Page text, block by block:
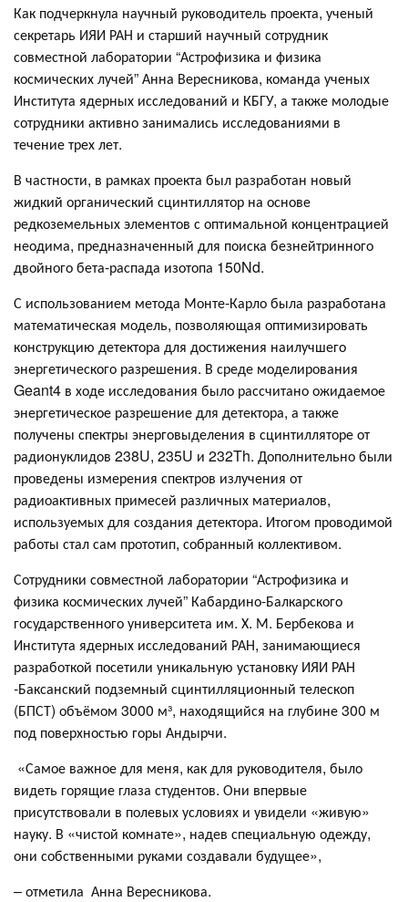
Как подчеркнула научный руководитель проекта, ученый
секретарь ИЯИ РАН и старший научный сотрудник
совместной лаборатории “Астрофизика и физика
космических лучей” Анна Вересникова, команда ученых
Института ядерных исследований и КБГУ, а также молодые
сотрудники активно занимались исследованиями в
течение трех лет.
В частности, в рамках проекта был разработан новый
жидкий органический сцинтиллятор на основе
редкоземельных элементов с оптимальной концентрацией
неодима, предназначенный для поиска безнейтринного
двойного бета-распада изотопа 150Nd.
С использованием метода Монте-Карло была разработана
математическая модель, позволяющая оптимизировать
конструкцию детектора для достижения наилучшего
энергетического разрешения. В среде моделирования
Geant4 в ходе исследования было рассчитано ожидаемое
энергетическое разрешение для детектора, а также
получены спектры энерговыделения в сцинтилляторе от
радионуклидов 238U, 235U и 232Th. Дополнительно были
проведены измерения спектров излучения от
радиоактивных примесей различных материалов,
используемых для создания детектора. Итогом проводимой
работы стал сам прототип, собранный коллективом.
Сотрудники совместной лаборатории “Астрофизика и
физика космических лучей” Кабардино-Балкарского
государственного университета им. Х. М. Бербекова и
Института ядерных исследований РАН, занимающиеся
разработкой посетили уникальную установку ИЯИ РАН
-Баксанский подземный сцинтилляционный телескоп
(БПСТ) объёмом 3000 м³, находящийся на глубине 300 м
под поверхностью горы Андырчи.
«Самое важное для меня, как для руководителя, было
видеть горящие глаза студентов. Они впервые
присутствовали в полевых условиях и увидели «живую»
науку. В «чистой комнате», надев специальную одежду,
они собственными руками создавали будущее»,
– отметила Анна Вересникова.